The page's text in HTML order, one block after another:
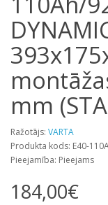
mm
Ražotājs: VARTA
Produkta kods: E40-
Pieejamība: Pieejams
184,00€